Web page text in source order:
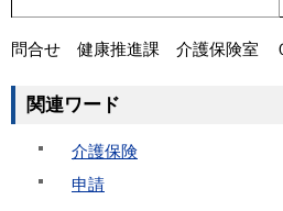
問合せ 健康推進課 介護保険室 ０
関連ワード
介護保険
申請